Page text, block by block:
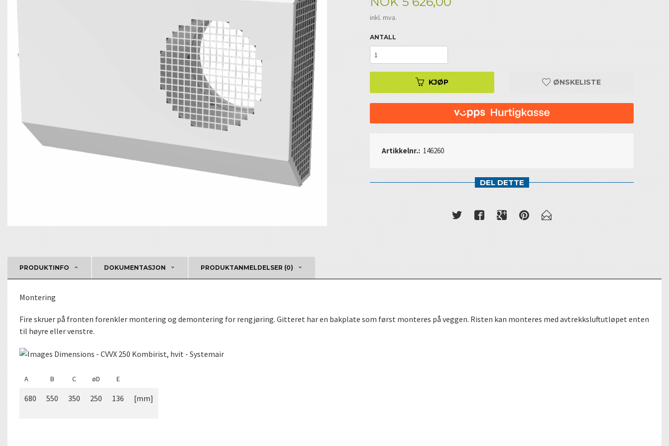
inkl. mva.
ANTALL
KJØP ØNSKELISTE
Artikkelnr.: 146260
DEL DETTE
PRODUKTINFO DOKUMENTASJON PRODUKTANMELDELSER (0)
Montering
Fire skruer på fronten forenkler montering og demontering for rengjøring. Gitteret har en bakplate som først monteres på veggen. Risten kan monteres med avtrekksluftutløpet enten
til høyre eller venstre.
A B C øD E
680 550 350 250 136 [mm]